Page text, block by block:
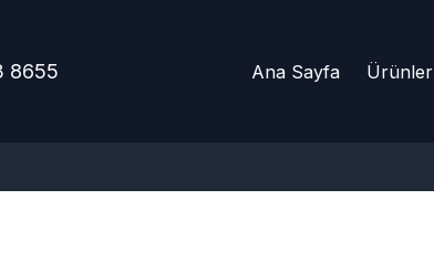
8655 Ana Sayfa Ürünler